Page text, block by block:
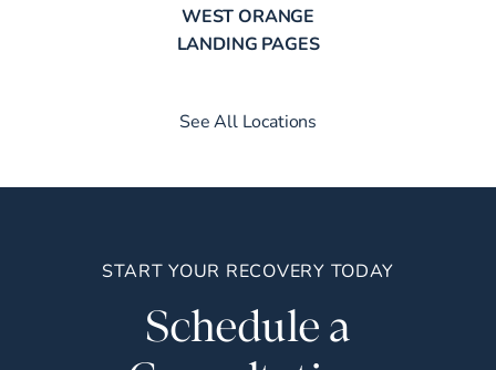
WEST ORANGE
LANDING PAGES
See All Locations
START YOUR RECOVERY TODAY
Schedule a